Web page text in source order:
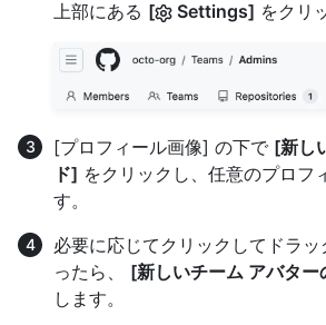
上部にある [ Settings] をクリ
[プロフィール画像] の下で [新し
ド] をクリックし、任意のプロフ
す。
必要に応じてクリックしてドラ
ったら、 [新しいチーム アバター
します。